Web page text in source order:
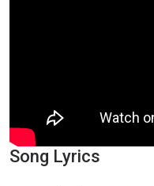
Song Lyrics